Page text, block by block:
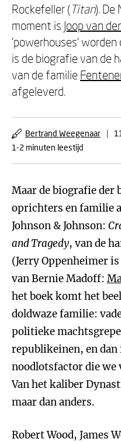
Rockefeller (Titan). De
moment is Joop van
‘powerhouses’
is de biografie van de
van de familie
afgeleverd.
Bertrand Weegenaar |
1-2 minuten leestijd
Maar de biografie der
oprichters en familie
Johnson & Johnson:
and Tragedy, van de
(Jerry Oppenheimer
van Bernie Madoff:
het boek komt het
doldwaze familie:
politieke
republikeinen, en dan
noodlotsfactor die we
Van het kaliber
maar dan anders.
Robert Wood, James